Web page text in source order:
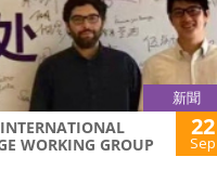
新聞
WORKING GROUP
22
Sep